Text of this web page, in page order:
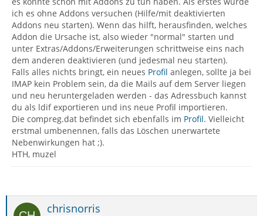
ich es ohne Addons versuchen (Hilfe/mit deaktivierten
Addons neu starten). Wenn das hilft, herausfinden, welches
Addon die Ursache ist, also wieder "normal" starten und
unter Extras/Addons/Erweiterungen schrittweise eins nach
dem anderen deaktivieren (und jedesmal neu starten).
Falls alles nichts bringt, ein neues Profil anlegen, sollte ja bei
IMAP kein Problem sein, da die Mails auf dem Server liegen
und neu heruntergeladen werden - das Adressbuch kannst
du als ldif exportieren und ins neue Profil importieren.
Die compreg.dat befindet sich ebenfalls im Profil. Vielleicht
erstmal umbenennen, falls das Löschen unerwartete
Nebenwirkungen hat ;).
HTH, muzel
chrisnorris